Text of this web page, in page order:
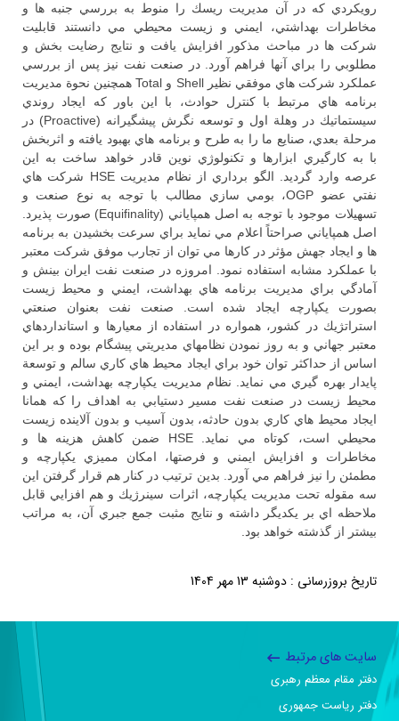
رويكردي كه در آن مديريت ريسك را منوط به بررسي جنبه ها و
مخاطرات بهداشتي، ايمني و زيست محيطي مي دانستند قابليت
شركت ها در مباحث مذكور افزايش يافت و نتايج رضايت بخش و
مطلوبي را براي آنها فراهم آورد. در صنعت نفت نيز پس از بررسي
عملكرد شركت هاي موفقي نظير Shell و Total همچنين نحوة مديريت
برنامه هاي مرتبط با كنترل حوادث، با اين باور كه ايجاد روندي
سيستماتيك در وهلة اول و توسعه نگرش پيشگيرانه (Proactive) در
مرحلة بعدي، صنايع ما را به طرح و برنامه هاي بهبود يافته و اثربخش
با به كارگيري ابزارها و تكنولوژي نوين قادر خواهد ساخت به اين
عرصه وارد گرديد. الگو برداري از نظام مديريت HSE شركت هاي
نفتي عضو OGP، بومي سازي مطالب با توجه به نوع صنعت و
تسهيلات موجود با توجه به اصل همپاياني (Equifinality) صورت پذيرد.
اصل همپاياني صراحتاً اعلام مي نمايد براي سرعت بخشيدن به برنامه
ها و ايجاد جهش مؤثر در كارها مي توان از تجارب موفق شركت معتبر
با عملكرد مشابه استفاده نمود. امروزه در صنعت نفت ايران بينش و
آمادگي براي مديريت برنامه هاي بهداشت، ايمني و محيط زيست
بصورت يكپارچه ايجاد شده است. صنعت نفت بعنوان صنعتي
استراتژيك در كشور، همواره در استفاده از معيارها و استانداردهاي
معتبر جهاني و به روز نمودن نظامهاي مديريتي پيشگام بوده و بر اين
اساس از حداكثر توان خود براي ايجاد محيط هاي كاري سالم و توسعة
پايدار بهره گيري مي نمايد. نظام مديريت يكپارچه بهداشت، ايمني و
محيط زيست در صنعت نفت مسير دستيابي به اهداف را كه همانا
ايجاد محيط هاي كاري بدون حادثه، بدون آسيب و بدون آلاينده زيست
محيطي است، كوتاه مي نمايد. HSE ضمن كاهش هزينه ها و
مخاطرات و افزايش ايمني و فرصتها، امكان مميزي يكپارچه و
مطمئن را نيز فراهم مي آورد. بدين ترتيب در كنار هم قرار گرفتن اين
سه مقوله تحت مديريت يكپارچه، اثرات سينرژيك و هم افزايي قابل
ملاحظه اي بر يكديگر داشته و نتايج مثبت جمع جبري آن، به مراتب
بيشتر از گذشته خواهد بود.
تاریخ بروزرسانی : دوشنبه 13 مهر 1404
سایت های مرتبط
دفتر مقام معظم رهبری
دفتر ریاست جمهوری